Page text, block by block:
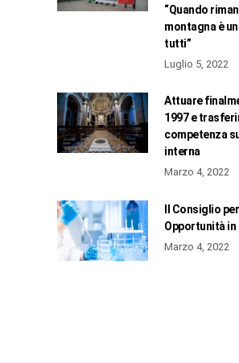
“Quando
montagna è
tutti”
Luglio 5, 2022
Attuare
1997 e
competenza
interna
Marzo 4, 2022
Il Consiglio
Opportunità in
Marzo 4, 2022